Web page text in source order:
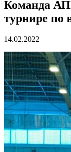
Команда
турнире по
14.02.2022